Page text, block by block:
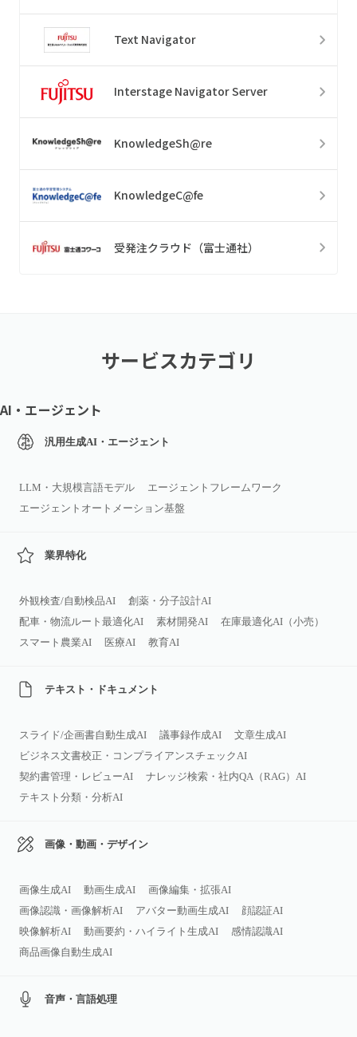
Text Navigator
Interstage Navigator Server
KnowledgeSh@re
KnowledgeC@fe
受発注クラウド（富士通社）
サービスカテゴリ
AI・エージェント
汎用生成AI・エージェント
LLM・大規模言語モデル
エージェントフレームワーク
エージェントオートメーション基盤
業界特化
外観検査/自動検品AI
創薬・分子設計AI
配車・物流ルート最適化AI
素材開発AI
在庫最適化AI（小売）
スマート農業AI
医療AI 教育AI
テキスト・ドキュメント
スライド/企画書自動生成AI 議事録作成AI
文章生成AI
ビジネス文書校正・コンプライアンスチェックAI
契約書管理・レビューAI
ナレッジ検索・社内QA（RAG）AI
テキスト分類・分析AI
画像・動画・デザイン
画像生成AI 動画生成AI
画像編集・拡張AI
画像認識・画像解析AI
アバター動画生成AI
顔認証AI
映像解析AI
動画要約・ハイライト生成AI
感情認識AI
商品画像自動生成AI
音声・言語処理